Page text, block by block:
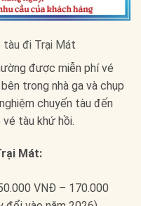
tàu đi Trại Mát
được miễn phí vé
trong nhà ga và chụp
chuyến tàu đến
tàu khứ hồi.
Mát:
VNĐ – 170.000